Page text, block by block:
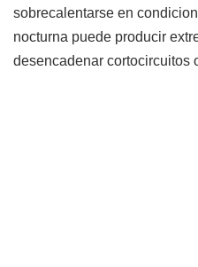
sobrecalentarse en
nocturna puede producir
desencadenar cortocircuitos